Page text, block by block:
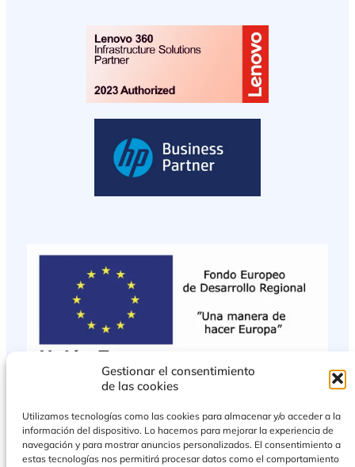
Gestionar el consentimiento
de las cookies
Utilizamos tecnologías como las cookies para almacenar y/o acceder a la
información del dispositivo. Lo hacemos para mejorar la experiencia de
navegación y para mostrar anuncios personalizados. El consentimiento a
estas tecnologías nos permitirá procesar datos como el comportamiento